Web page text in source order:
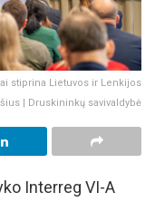
stiprina Lietuvos ir Lenkijos
| Druskininkų savivaldybė
Interreg VI-A